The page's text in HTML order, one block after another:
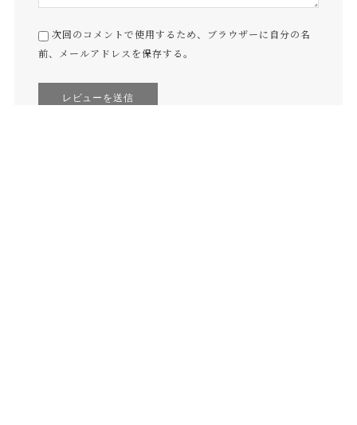
次回のコメントで使用するため、ブラウザーに自分の名
前、メールアドレスを保存する。